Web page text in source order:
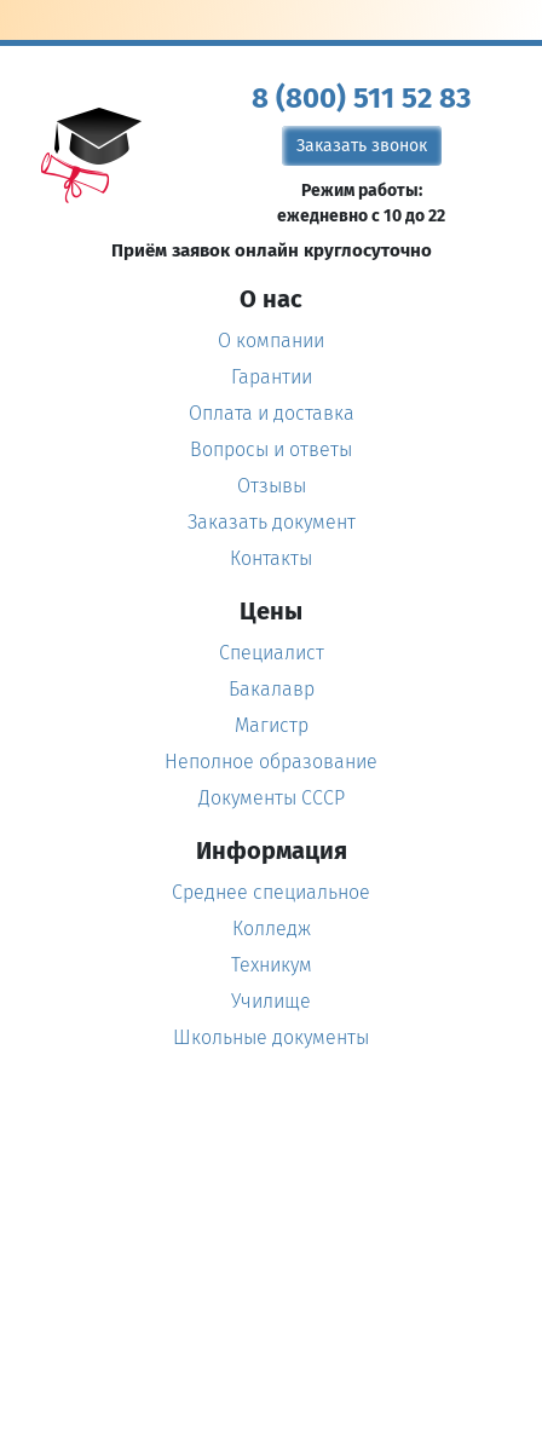
8 (800) 511 52 83
Заказать звонок
Режим работы:
ежедневно с 10 до 22
Приём заявок онлайн круглосуточно
О нас
О компании
Гарантии
Оплата и доставка
Вопросы и ответы
Отзывы
Заказать документ
Контакты
Цены
Специалист
Бакалавр
Магистр
Неполное образование
Документы СССР
Информация
Среднее специальное
Колледж
Техникум
Училище
Школьные документы